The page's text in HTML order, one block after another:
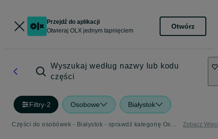
Przejdź do aplikacji
Otwieraj OLX jednym tapnięciem
Otwórz
Wyszukaj według nazwy lub kodu
części
Filtry·2 Osobowe Białystok
Części do osobówek - Białystok - sprawdź kategorię Osobowe Zobacz